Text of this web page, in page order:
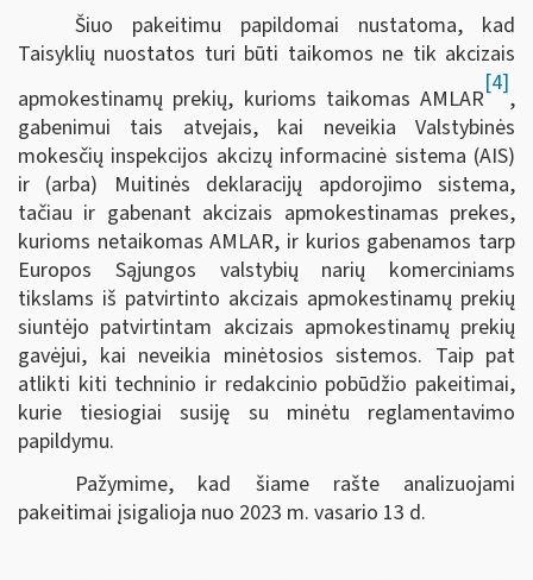
Šiuo pakeitimu papildomai nustatoma, kad
Taisyklių nuostatos turi būti taikomos ne tik akcizais
apmokestinamų prekių, kurioms taikomas AMLAR
[4]
,
gabenimui tais atvejais, kai neveikia Valstybinės
mokesčių inspekcijos akcizų informacinė sistema (AIS)
ir (arba) Muitinės deklaracijų apdorojimo sistema,
tačiau ir gabenant akcizais apmokestinamas prekes,
kurioms netaikomas AMLAR, ir kurios gabenamos tarp
Europos Sąjungos valstybių narių komerciniams
tikslams iš patvirtinto akcizais apmokestinamų prekių
siuntėjo patvirtintam akcizais apmokestinamų prekių
gavėjui, kai neveikia minėtosios sistemos. Taip pat
atlikti kiti techninio ir redakcinio pobūdžio pakeitimai,
kurie tiesiogiai susiję su minėtu reglamentavimo
papildymu.
Pažymime, kad šiame rašte analizuojami
pakeitimai įsigalioja nuo 2023 m. vasario 13 d.